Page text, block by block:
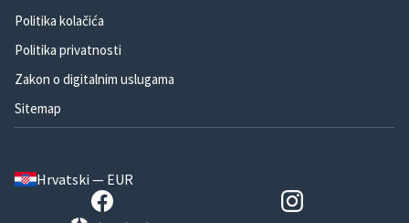
Politika kolačića
Politika privatnosti
Zakon o digitalnim uslugama
Sitemap
Hrvatski — EUR